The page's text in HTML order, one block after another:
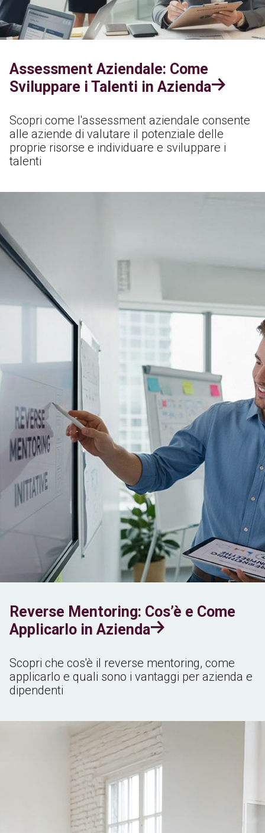
Assessment Aziendale: Come
Sviluppare i Talenti in Azienda
Scopri come l'assessment aziendale consente
alle aziende di valutare il potenziale delle
proprie risorse e individuare e sviluppare i
talenti
Reverse Mentoring: Cos’è e Come
Applicarlo in Azienda
Scopri che cos'è il reverse mentoring, come
applicarlo e quali sono i vantaggi per azienda e
dipendenti